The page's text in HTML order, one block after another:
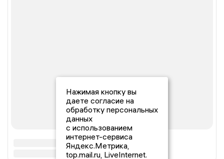
Нажимая кнопку вы
даете согласие на
обработку персональных
данных
с использованием
интернет-сервиса
Яндекс.Метрика,
top.mail.ru, LiveInternet.